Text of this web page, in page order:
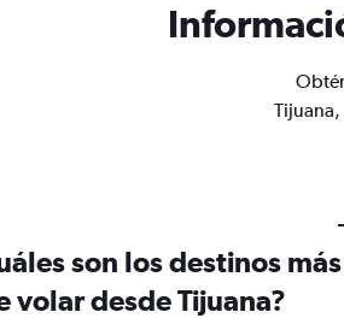
son los destinos
volar desde Tijuana?